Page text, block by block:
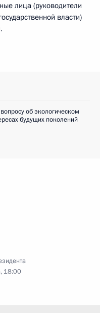
лица (руководители
власти)
об экологическом
будущих поколений
18:00